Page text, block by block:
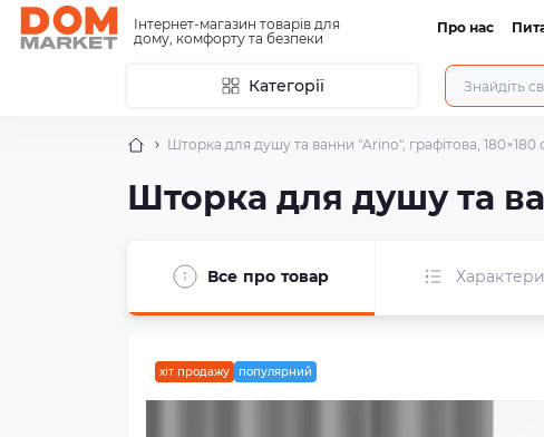
Інтернет-магазин товарів для
дому, комфорту та безпеки
Про нас
Категорії
Шторка для душу та ванни "Arino", графітова, 180×180
Шторка для душу та
Все про товар
хіт продажу популярний